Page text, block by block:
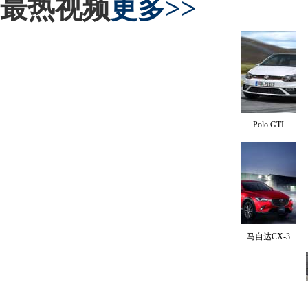
最热视频更多>>
Polo GTI
马自达CX-3